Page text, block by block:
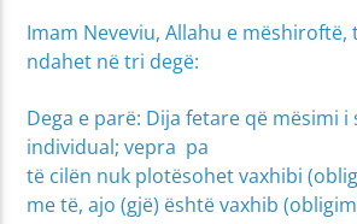
Imam Neveviu, Allahu e mëshiroftë,
ndahet në tri degë:
Dega e parë: Dija fetare që mësimi
individual; vepra pa
të cilën nuk plotësohet vaxhibi
me të, ajo (gjë) është vaxhib